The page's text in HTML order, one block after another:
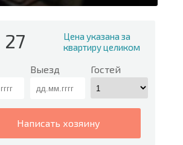
27
Цена указана за
квартиру целиком
Выезд Гостей
написать хозяину